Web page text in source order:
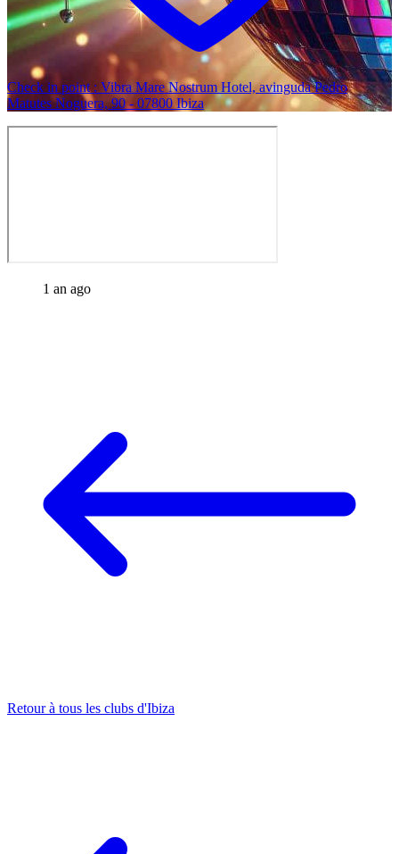
Check in point : Vibra Mare Nostrum Hotel, avinguda Pedro
Matutes Noguera, 90 - 07800 Ibiza
1 an ago
Retour à tous les clubs d'Ibiza